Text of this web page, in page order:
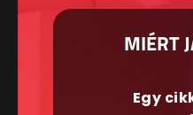
MIÉRT
Egy